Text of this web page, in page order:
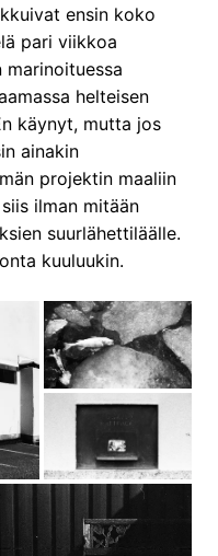
ensin koko
pari viikkoa
marinoituessa
helteisen
käynyt, mutta jos
ainakin
projektin maaliin
ilman mitään
suurlähettiläälle.
kuuluukin.